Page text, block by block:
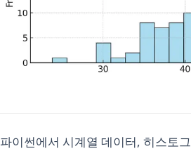
파이썬에서 시계열 데이터, 히스토